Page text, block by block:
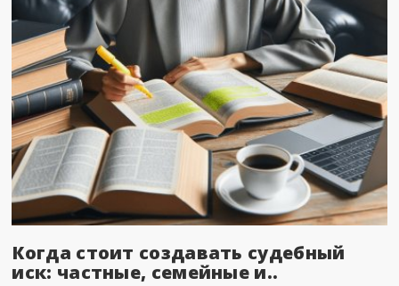
Когда стоит создавать судебный
иск: частные, семейные и..